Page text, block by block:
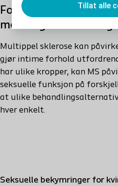
Tillat alle
Forståelse av
menn og kvinner –
Multippel sklerose kan
gjør intime forhold
har ulike kropper, kan MS
seksuelle funksjon på
at ulike
hver enkelt.
Seksuelle bekymringer for